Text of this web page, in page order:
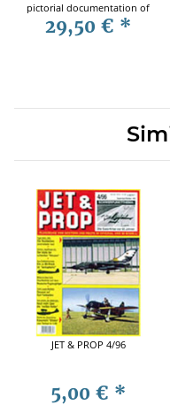
pictorial documentation of
the German Heavy Tank
Battalions 1942-45 Vol. 2
29,50 € *
JET & PROP 4/96
5,00 € *